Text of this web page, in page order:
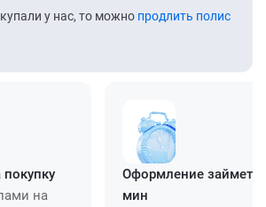
у нас, то можно продлить полис
покупку
на
Оформление займет
мин